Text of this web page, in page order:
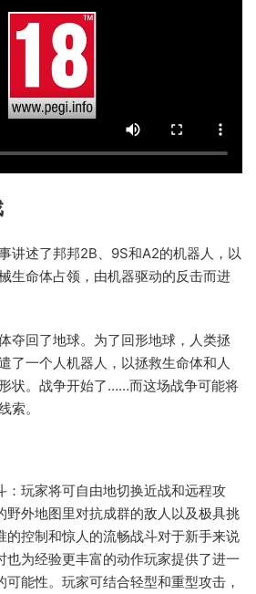
讲述了邦邦2B、9S和A2的机器人，以
生命体占领，由机器驱动的反击而进
夺回了地球。为了回形地球，人类拯
了一个人机器人，以拯救生命体和人
状。战争开始了……而这场战争可能将
索。
：玩家将可自由地切换近战和远程攻
野外地图里对抗成群的敌人以及极具挑
的控制和惊人的流畅战斗对于新手来说
也为经验更丰富的动作玩家提供了进一
可能性。玩家可结合轻型和重型攻击，